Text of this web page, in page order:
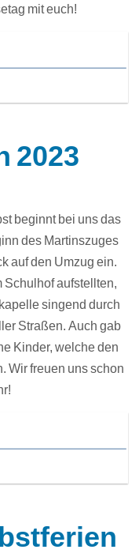
mit euch!
2023
beginnt bei uns das
des Martinszuges
auf den Umzug ein.
Schulhof aufstellten,
singend durch
Straßen. Auch gab
Kinder, welche den
Wir freuen uns schon